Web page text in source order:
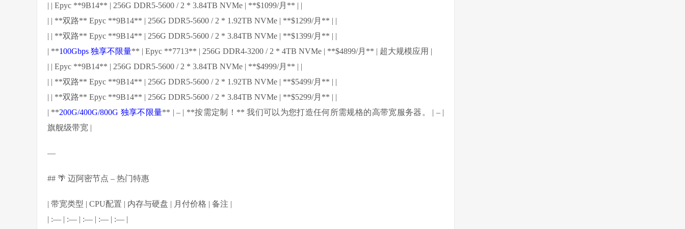
| | Epyc **9B14** | 256G DDR5-5600 / 2 * 3.84TB NVMe | **$1099/月** | |
| | **双路** Epyc **9B14** | 256G DDR5-5600 / 2 * 1.92TB NVMe | **$1299/月** | |
| | **双路** Epyc **9B14** | 256G DDR5-5600 / 2 * 3.84TB NVMe | **$1399/月** | |
| **100Gbps 独享不限量** | Epyc **7713** | 256G DDR4-3200 / 2 * 4TB NVMe | **$4899/月** | 超大规模应用 |
| | Epyc **9B14** | 256G DDR5-5600 / 2 * 3.84TB NVMe | **$4999/月** | |
| | **双路** Epyc **9B14** | 256G DDR5-5600 / 2 * 1.92TB NVMe | **$5499/月** | |
| | **双路** Epyc **9B14** | 256G DDR5-5600 / 2 * 3.84TB NVMe | **$5299/月** | |
| **200G/400G/800G 独享不限量** | – | **按需定制！** 我们可以为您打造任何所需规格的高带宽服务器。 | – |
旗舰级带宽 |
—
## 🌴 迈阿密节点 – 热门特惠
| 带宽类型 | CPU配置 | 内存与硬盘 | 月付价格 | 备注 |
| :— | :— | :— | :— | :— |